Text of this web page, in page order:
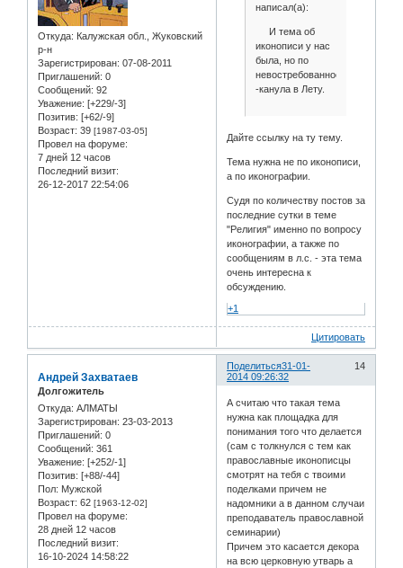
Откуда: Калужская обл., Жуковский
р-н
Зарегистрирован: 07-08-2011
Приглашений: 0
Сообщений: 92
Уважение: [+229/-3]
Позитив: [+62/-9]
Возраст: 39 [1987-03-05]
Провел на форуме:
7 дней 12 часов
Последний визит:
26-12-2017 22:54:06
написал(а):
И тема об
иконописи у нас
была, но по
невостребованности
-канула в Лету.
Дайте ссылку на ту тему.
Тема нужна не по иконописи,
а по иконографии.
Судя по количеству постов за
последние сутки в теме
"Религия" именно по вопросу
иконографии, а также по
сообщениям в л.с. - эта тема
очень интересна к
обсуждению.
+1
Цитировать
Поделиться 14
31-01-
2014 09:26:32
Андрей Захватаев
Долгожитель
Откуда: АЛМАТЫ
Зарегистрирован: 23-03-2013
Приглашений: 0
Сообщений: 361
Уважение: [+252/-1]
Позитив: [+88/-44]
Пол: Мужской
Возраст: 62 [1963-12-02]
Провел на форуме:
28 дней 12 часов
Последний визит:
16-10-2024 14:58:22
А считаю что такая тема
нужна как площадка для
понимания того что делается
(сам с толкнулся с тем как
православные иконописцы
смотрят на тебя с твоими
поделками причем не
надомники а в данном случаи
преподаватель православной
семинарии)
Причем это касается декора
на всю церковную утварь а